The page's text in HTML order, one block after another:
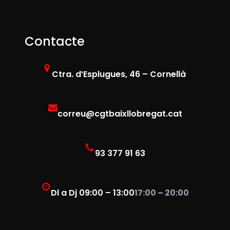
Contacte
Ctra. d’Esplugues, 46 – Cornellà
correu@cgtbaixllobregat.cat
93 377 91 63
Dl a Dj 09:00 – 13:0017:00 – 20:00